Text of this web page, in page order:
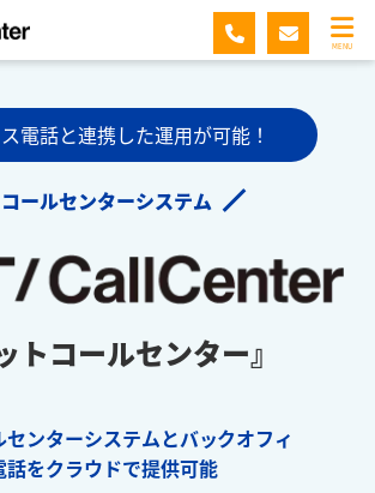
MENU
電話と連携した運用が可能！
コールセンターシステム
トコールセンター』
センターシステムとバックオフィ
話をクラウドで提供可能